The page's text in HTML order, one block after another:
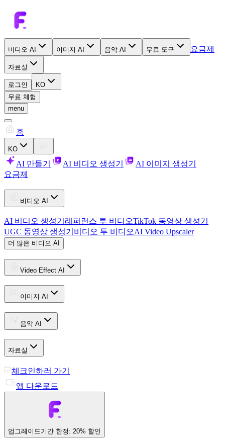
비디오 AI 이미지 AI 음악 AI 무료 도구 요금제
자료실
로그인
KO
무료 체험
menu
홈
KO
AI 만들기 AI 비디오 생성기
AI 이미지 생성기
요금제
비디오 AI
AI 비디오 생성기 레퍼런스 투 비디오TikTok 동영상 생성기
UGC 동영상 생성기 비디오 투 비디오AI Video Upscaler
더 많은 비디오 AI
Video Effect AI
이미지 AI
음악 AI
자료실
체크인하러 가기
앱 다운로드
업그레이드기간 한정: 20% 할인